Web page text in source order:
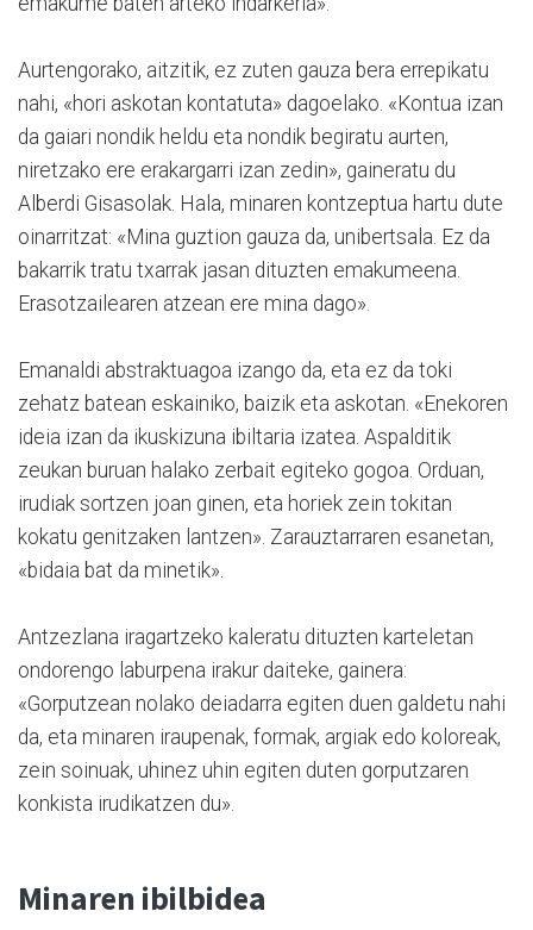
Aurtengorako, aitzitik, ez zuten gauza bera errepikatu
nahi, «hori askotan kontatuta» dagoelako. «Kontua izan
da gaiari nondik heldu eta nondik begiratu aurten,
niretzako ere erakargarri izan zedin», gaineratu du
Alberdi Gisasolak. Hala, minaren kontzeptua hartu dute
oinarritzat: «Mina guztion gauza da, unibertsala. Ez da
bakarrik tratu txarrak jasan dituzten emakumeena.
Erasotzailearen atzean ere mina dago».
Emanaldi abstraktuagoa izango da, eta ez da toki
zehatz batean eskainiko, baizik eta askotan. «Enekoren
ideia izan da ikuskizuna ibiltaria izatea. Aspalditik
zeukan buruan halako zerbait egiteko gogoa. Orduan,
irudiak sortzen joan ginen, eta horiek zein tokitan
kokatu genitzaken lantzen». Zarauztarraren esanetan,
«bidaia bat da minetik».
Antzezlana iragartzeko kaleratu dituzten karteletan
ondorengo laburpena irakur daiteke, gainera:
«Gorputzean nolako deiadarra egiten duen galdetu nahi
da, eta minaren iraupenak, formak, argiak edo koloreak,
zein soinuak, uhinez uhin egiten duten gorputzaren
konkista irudikatzen du».
Minaren ibilbidea